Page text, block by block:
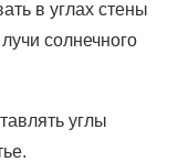
в углах стены
солнечного
углы